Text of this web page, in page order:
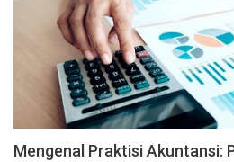
Mengenal Praktisi Akuntansi: